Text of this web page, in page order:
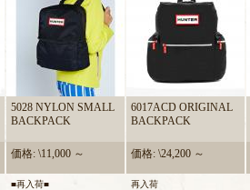
5028 NYLON SMALL
BACKPACK
価格: \11,000 ～
■再入荷■
6017ACD ORIGINAL
BACKPACK
価格: \24,200 ～
再入荷